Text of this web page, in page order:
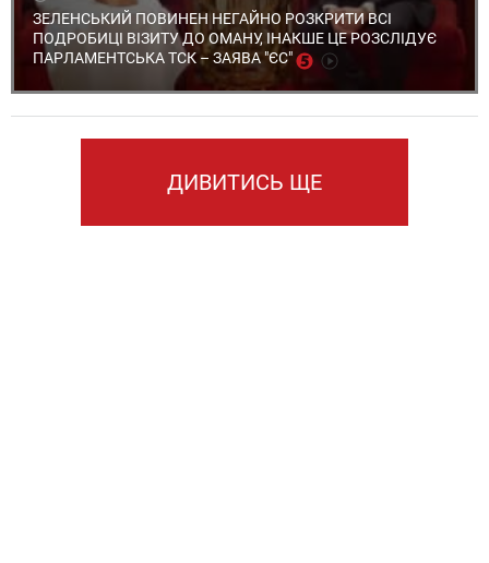
ЗЕЛЕНСЬКИЙ ПОВИНЕН НЕГАЙНО РОЗКРИТИ ВСІ
ПОДРОБИЦІ ВІЗИТУ ДО ОМАНУ, ІНАКШЕ ЦЕ РОЗСЛІДУЄ
ПАРЛАМЕНТСЬКА ТСК – ЗАЯВА "ЄС"
ДИВИТИСЬ ЩЕ